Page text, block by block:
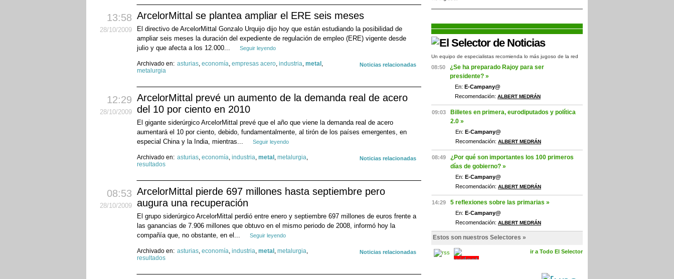
Un equipo de especialistas recomienda lo más jugoso de la red
08:50
¿Se ha preparado Rajoy para ser
presidente? »
En: E-Campany@
Recomendación: ALBERT MEDRÁN
09:03
Billetes en primera, eurodiputados y política
2.0 »
En: E-Campany@
Recomendación: ALBERT MEDRÁN
08:49
¿Por qué son importantes los 100 primeros
días de gobierno? »
En: E-Campany@
Recomendación: ALBERT MEDRÁN
14:29 5 reflexiones sobre las primarias »
En: E-Campany@
Recomendación: ALBERT MEDRÁN
Estos son nuestros Selectores »
ir a Todo El Selector
13:58
28/10/2009
ArcelorMittal se plantea ampliar el ERE seis meses
El directivo de ArcelorMittal Gonzalo Urquijo dijo hoy que están estudiando la posibilidad de
ampliar seis meses la duración del expediente de regulación de empleo (ERE) vigente desde
julio y que afecta a los 12.000...
Seguir leyendo
Noticias relacionadas
Archivado en: asturias, economía, empresas acero, industria, metal ,
metalurgia
12:29
28/10/2009
ArcelorMittal prevé un aumento de la demanda real de acero
del 10 por ciento en 2010
El gigante siderúrgico ArcelorMittal prevé que el año que viene la demanda real de acero
aumentará el 10 por ciento, debido, fundamentalmente, al tirón de los países emergentes, en
especial China y la India, mientras...
Seguir leyendo
Noticias relacionadas
Archivado en: asturias, economía, industria, metal , metalurgia,
resultados
08:53
28/10/2009
ArcelorMittal pierde 697 millones hasta septiembre pero
augura una recuperación
El grupo siderúrgico ArcelorMittal perdió entre enero y septiembre 697 millones de euros frente a
las ganancias de 7.906 millones que obtuvo en el mismo periodo de 2008, informó hoy la
compañía que, no obstante, en el...
Seguir leyendo
Noticias relacionadas
Archivado en: asturias, economía, industria, metal , metalurgia,
resultados